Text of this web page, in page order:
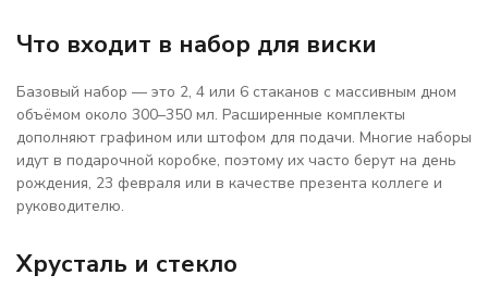
Что входит в набор для виски
Базовый набор — это 2, 4 или 6 стаканов с массивным дном
объёмом около 300–350 мл. Расширенные комплекты
дополняют графином или штофом для подачи. Многие наборы
идут в подарочной коробке, поэтому их часто берут на день
рождения, 23 февраля или в качестве презента коллеге и
руководителю.
Хрусталь и стекло